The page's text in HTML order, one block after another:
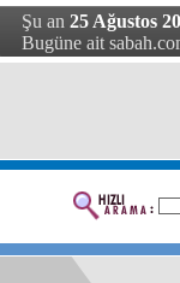
Şu an 25 Ağustos
Bugüne ait